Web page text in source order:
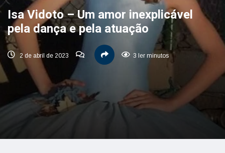
Isa Vidoto – Um amor inexplicável
pela dança e pela atuação
2 de abril de 2023 3 ler minutos